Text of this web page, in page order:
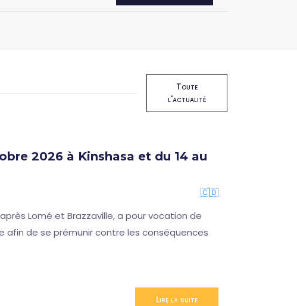
Toute
l'actualité
2026 à Kinshasa et du 14 au
🇨🇩
Lomé et Brazzaville, a pour vocation de
afin de se prémunir contre les conséquences
Lire la suite